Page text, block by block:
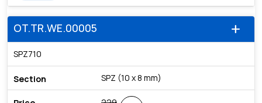
add
OT.TR.WE.00005
SPZ710
SPZ (10 x 8 mm)